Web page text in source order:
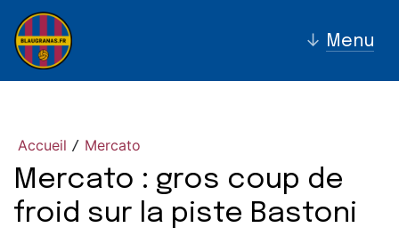
↓ Menu
Accueil / Mercato
Mercato : gros coup de
froid sur la piste Bastoni